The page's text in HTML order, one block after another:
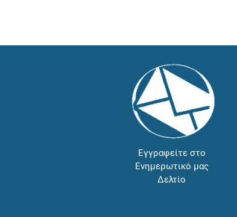
Εγγραφείτε στο
Ενημερωτικό μας
Δελτίο